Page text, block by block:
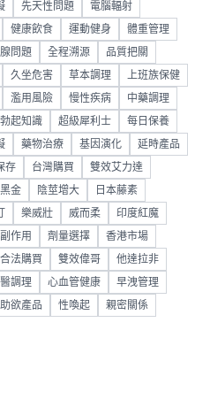
先天性問題 電腦輻射
健康飲食 運動健身 體重管理
問題 全程溯源 品質把關
久坐危害 草本調理 上班族保健
濫用風險 慢性疾病 中藥調理
勃起知識 超級犀利士 每日保養
藥物治療 基因演化 延時產品
存 台灣購買 雙效艾力達
金 陰莖增大 日本藤素
樂威壯 威而柔 印度紅魔
副作用 劑量選擇 香港市場
合法購買 雙效偉哥 他達拉非
調理 心血管健康 早洩管理
助欲產品 性喚起 親密關係